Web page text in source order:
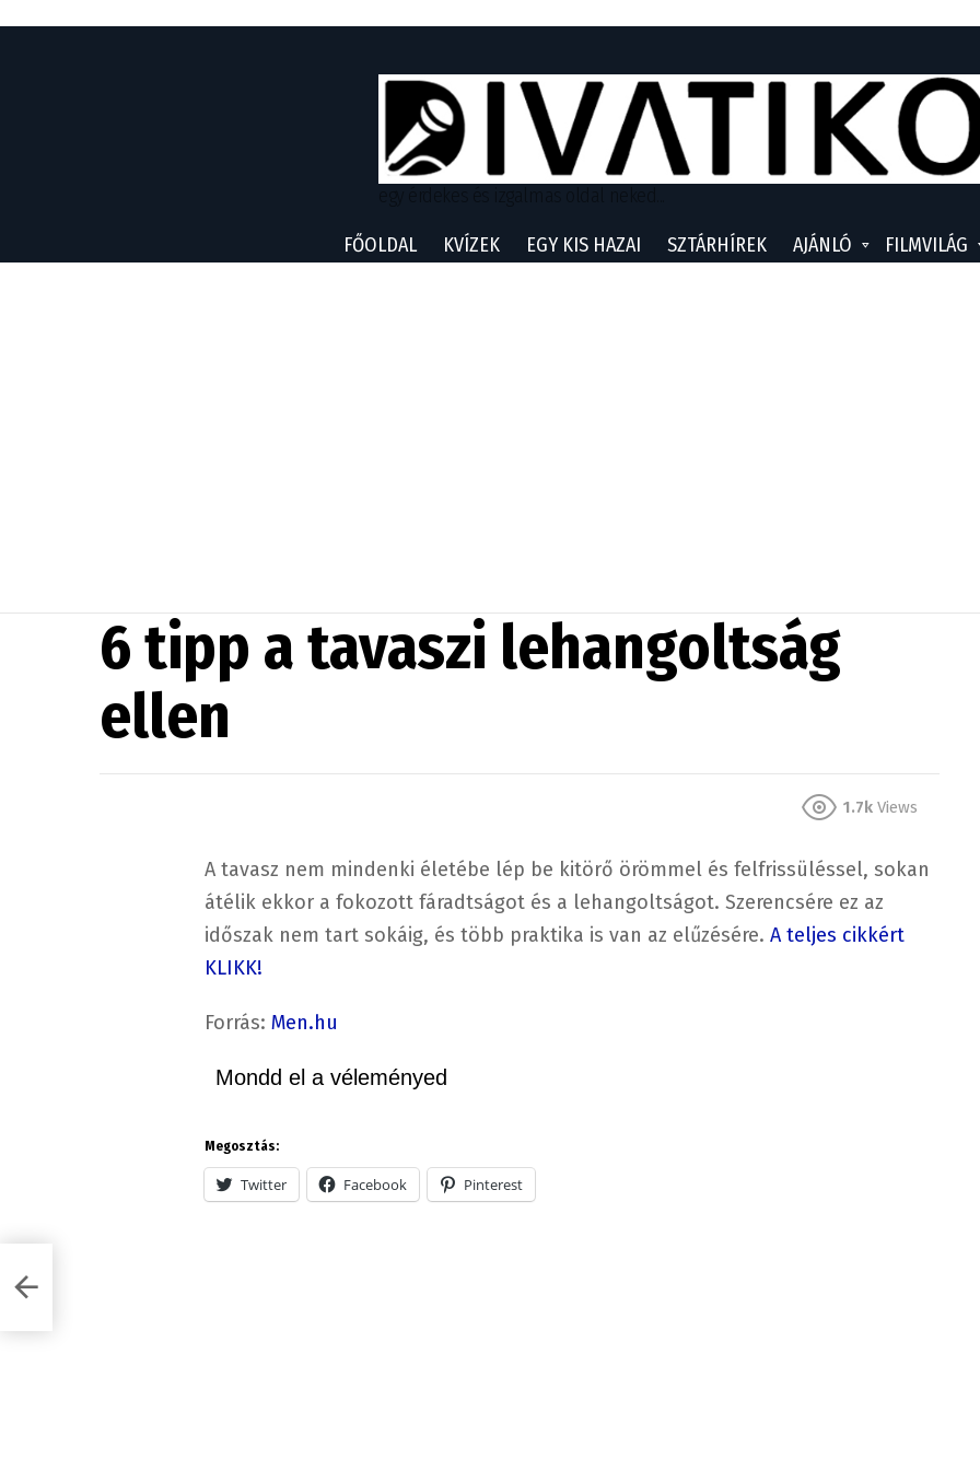
FŐOLDAL KVÍZEK EGY KIS HAZAI SZTÁRHÍREK AJÁNLÓ FILMVILÁG
6 tipp a tavaszi lehangoltság
ellen
1.7k Views
A tavasz nem mindenki életébe lép be kitörő örömmel és felfrissüléssel, sokan
átélik ekkor a fokozott fáradtságot és a lehangoltságot. Szerencsére ez az
időszak nem tart sokáig, és több praktika is van az elűzésére. A teljes cikkért
KLIKK!
Forrás: Men.hu
Mondd el a véleményed
Megosztás:
Twitter Facebook Pinterest
fel!